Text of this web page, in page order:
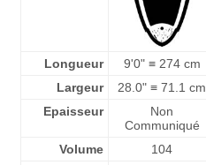
Longueur 9'0" ≡ 274 cm
Largeur
28.0" ≡ 71.1 cm
Epaisseur
Non
Communiqué
Volume 104